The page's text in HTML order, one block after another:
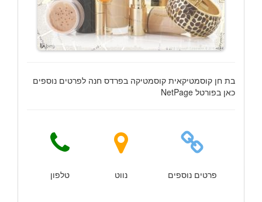
בת חן קוסמטיקאית קוסמטיקה בפרדס חנה לפרטים נוספים
כאן בפורטל NetPage
פרטים נוספים נווט טלפון